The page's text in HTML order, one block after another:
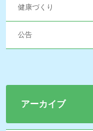
健康づくり
公告
アーカイブ